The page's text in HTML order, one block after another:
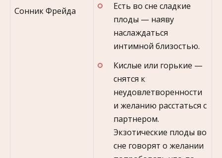
Сонник Фрейда
Есть во сне сладкие
плоды — наяву
наслаждаться
интимной близостью.
Кислые или горькие —
снятся к
неудовлетворенности
и желанию расстаться с
партнером.
Экзотические плоды во
сне говорят о желании